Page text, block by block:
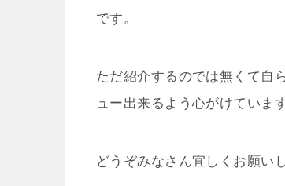
です。
ただ紹介するのでは無くて自
ュー出来るよう心がけています
どうぞみなさん宜しくお願い